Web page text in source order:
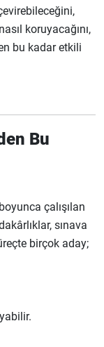
koruyacağını,
bu kadar etkili
Bu
çalışılan
sınava
birçok aday;